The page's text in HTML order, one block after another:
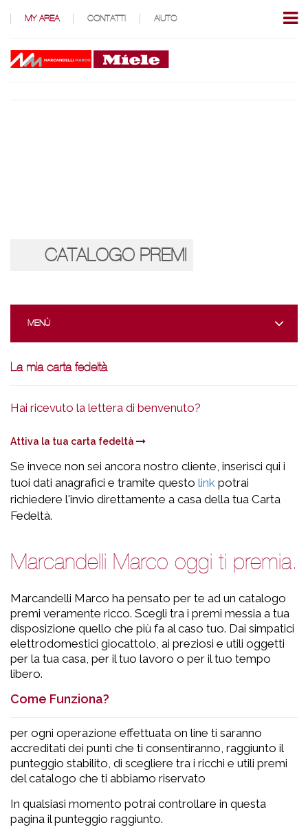
MY AREA CONTATTI AIUTO
CATALOGO PREMI
MENÙ
La mia carta fedeltà
Hai ricevuto la lettera di benvenuto?
Attiva la tua carta fedeltà
Se invece non sei ancora nostro cliente, inserisci qui i
tuoi dati anagrafici e tramite questo link potrai
richiedere l'invio direttamente a casa della tua Carta
Fedeltà.
Marcandelli Marco oggi ti premia.
Marcandelli Marco ha pensato per te ad un catalogo
premi veramente ricco. Scegli tra i premi messia a tua
disposizione quello che più fa al caso tuo. Dai simpatici
elettrodomestici giocattolo, ai preziosi e utili oggetti
per la tua casa, per il tuo lavoro o per il tuo tempo
libero.
Come Funziona?
per ogni operazione effettuata on line ti saranno
accreditati dei punti che ti consentiranno, raggiunto il
punteggio stabilito, di scegliere tra i ricchi e utili premi
del catalogo che ti abbiamo riservato
In qualsiasi momento potrai controllare in questa
pagina il punteggio raggiunto.